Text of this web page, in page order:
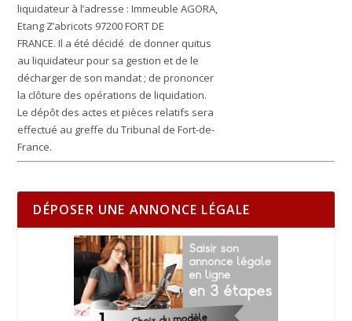
liquidateur à l’adresse : Immeuble AGORA,
Etang Z’abricots 97200 FORT DE
FRANCE. Il a été décidé de donner quitus
au liquidateur pour sa gestion et de le
décharger de son mandat ; de prononcer
la clôture des opérations de liquidation.
Le dépôt des actes et pièces relatifs sera
effectué au greffe du Tribunal de Fort-de-
France.
DÉPOSER UNE ANNONCE LÉGALE